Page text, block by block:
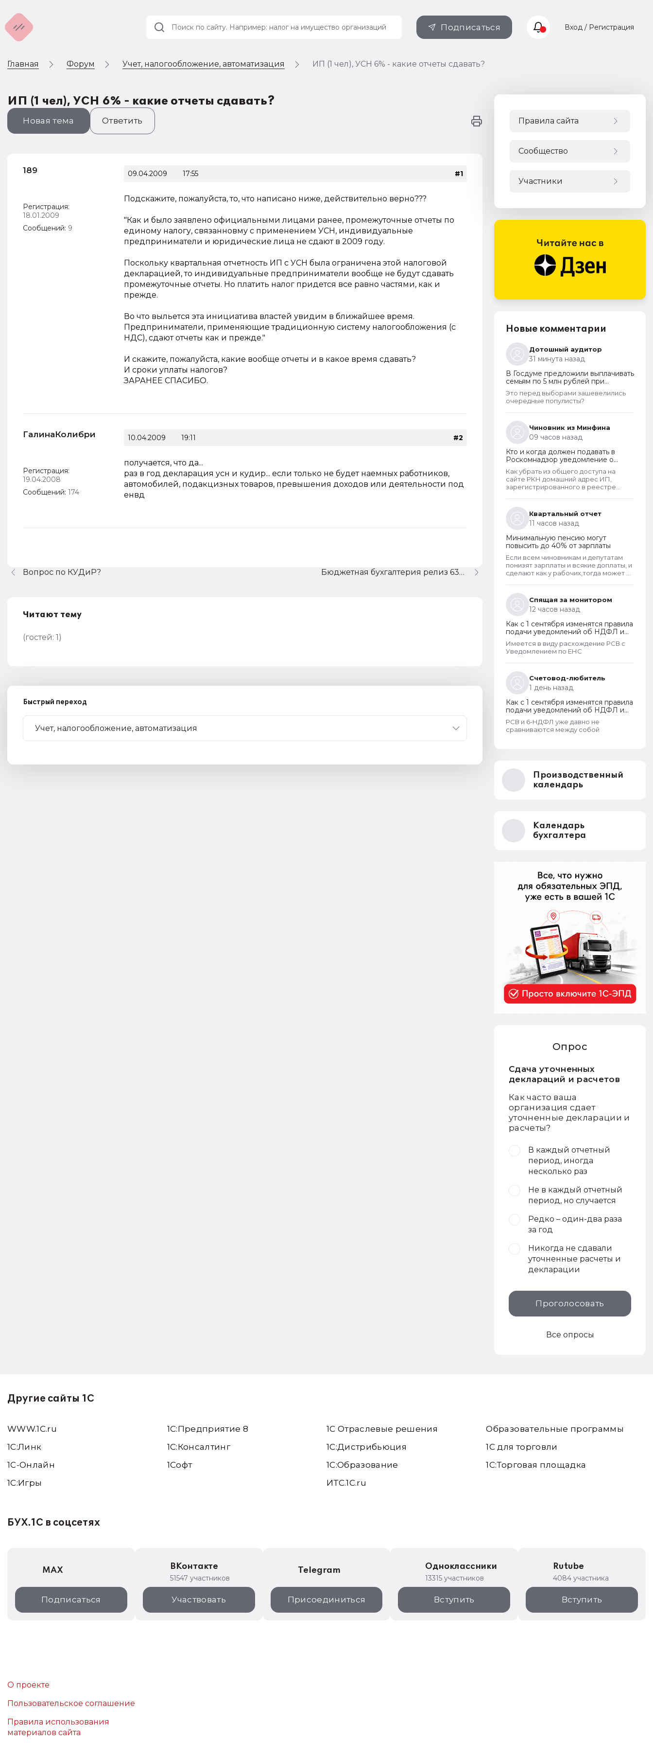
Подписаться Вход / Регистрация
Главная Форум Учет, налогообложение, автоматизация ИП (1 чел), УСН 6% - какие отчеты сдавать?
ИП (1 чел), УСН 6% - какие отчеты сдавать?
Новая тема Ответить
189
Регистрация:
18.01.2009
Сообщений: 9
09.04.2009 17:55 #1
Подскажите, пожалуйста, то, что написано ниже, действительно верно???
"Как и было заявлено официальными лицами ранее, промежуточные отчеты по
единому налогу, связанновму с применением УСН, индивидуальные
предприниматели и юридические лица не сдают в 2009 году.
Поскольку квартальная отчетность ИП с УСН была ограничена этой налоговой
декларацией, то индивидуальные предприниматели вообще не будут сдавать
промежуточные отчеты. Но платить налог придется все равно частями, как и
прежде.
Во что выльется эта инициатива властей увидим в ближайшее время.
Предприниматели, применяющие традиционную систему налогообложения (с
НДС), сдают отчеты как и прежде."
И скажите, пожалуйста, какие вообще отчеты и в какое время сдавать?
И сроки уплаты налогов?
ЗАРАНЕЕ СПАСИБО.
ГалинаКолибри
Регистрация:
19.04.2008
Сообщений: 174
10.04.2009 19:11 #2
получается, что да...
раз в год декларация усн и кудир... если только не будет наемных работников,
автомобилей, подакцизных товаров, превышения доходов или деятельности под
енвд
Бюджетная бухгалтерия релиз 631, безвозмездное постепление ОС (библиотечный фонд)
Вопрос по КУДиР?
Читают тему
(гостей: 1)
Быстрый переход
Правила сайта
Сообщество
Участники
Новые комментарии
Дотошный аудитор
31 минута назад
В Госдуме предложили выплачивать
семьям по 5 млн рублей при
рождении второго ребенка
Это перед выборами зашевелились
очередные популисты?
Чиновник из Минфина
09 часов назад
Кто и когда должен подавать в
Роскомнадзор уведомление о
прекращении обработки
персональных данных
Как убрать из общего доступа на
сайте РКН домашний адрес ИП,
зарегистрированного в реестре
Квартальный отчет
11 часов назад
Минимальную пенсию могут
повысить до 40% от зарплаты
Если всем чиновникам и депутатам
понизят зарплаты и всякие доплаты, и
сделают как у рабочих,тогда может и
Спящая за монитором
12 часов назад
Как с 1 сентября изменятся правила
подачи уведомлений об НДФЛ и
страховых взносах
Имеется в виду расхождение РСВ с
Уведомлением по ЕНС
Счетовод-любитель
1 день назад
Как с 1 сентября изменятся правила
подачи уведомлений об НДФЛ и
страховых взносах
РСВ и 6-НДФЛ уже давно не
сравниваются между собой
Производственный
календарь
Календарь
бухгалтера
Опрос
Сдача уточненных
деклараций и расчетов
Как часто ваша
организация сдает
уточненные декларации и
расчеты?
В каждый отчетный
период, иногда
несколько раз
Не в каждый отчетный
период, но случается
Редко – один-два раза
за год
Никогда не сдавали
уточненные расчеты и
декларации
Проголосовать
Все опросы
Другие сайты 1С
WWW.1С.ru
1С:Линк
1С-Онлайн
1C:Игры
1С:Предприятие 8
1С:Консалтинг
1Софт
1С Отраслевые решения
1С:Дистрибьюция
1С:Образование
ИТС.1C.ru
Образовательные программы
1С для торговли
1С:Торговая площадка
БУХ.1С в соцсетях
MAX
Подписаться
ВКонтакте
51547 участников
Участвовать
Telegram
Присоединиться
Одноклассники
13315 участников
Вступить
Rutube
4084 участника
Вступить
О проекте
Пользовательское соглашение
Правила использования
материалов сайта
Учет и
Автоматизация